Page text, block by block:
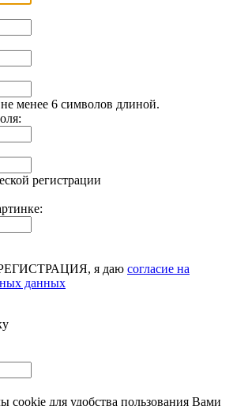
менее 6 символов длиной.
регистрации
я даю согласие на
данных
cookie для удобства пользования Вами